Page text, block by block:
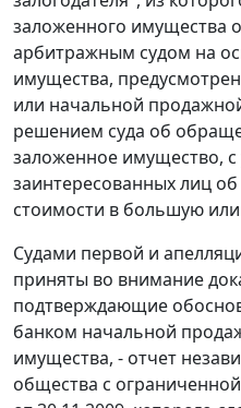
заложенного имущества
арбитражным судом на
имущества,
или начальной
решением суда об
заложенное имущество,
заинтересованных лиц
стоимости в большую
Судами первой и
приняты во внимание
подтверждающие
банком начальной
имущества, - отчет
общества с